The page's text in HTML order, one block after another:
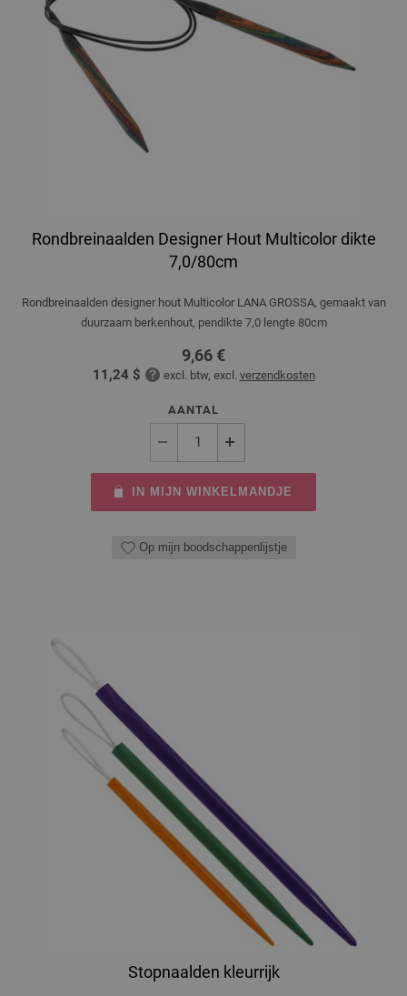
Rondbreinaalden Designer Hout Multicolor dikte
7,0/80cm
Rondbreinaalden designer hout Multicolor LANA GROSSA, gemaakt van
duurzaam berkenhout, pendikte 7,0 lengte 80cm
9,66 €
11,24 $ excl. btw, excl. verzendkosten
AANTAL
IN MIJN WINKELMANDJE
Op mijn boodschappenlijstje
Stopnaalden kleurrijk